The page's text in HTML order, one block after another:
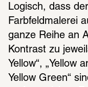
Logisch, dass
Farbfeldmalerei
ganze Reihe an
Kontrast zu
Yellow“, „Yellow
Yellow Green“